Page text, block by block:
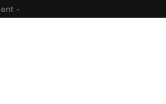
-